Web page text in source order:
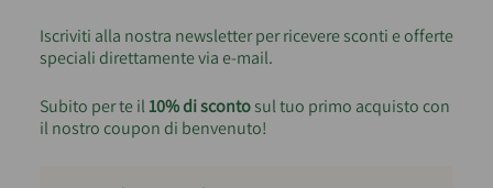
Iscriviti alla nostra newsletter per ricevere sconti e offerte
speciali direttamente via e-mail.
Subito per te il10% di scontosul tuo primo acquisto con
il nostro coupon di benvenuto!